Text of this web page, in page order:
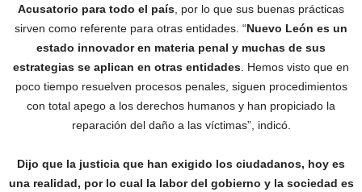
Acusatorio para todo el país , por lo que sus buenas prácticas
sirven como referente para otras entidades. “Nuevo León es un
estado innovador en materia penal y muchas de sus
estrategias se aplican en otras entidades . Hemos visto que en
poco tiempo resuelven procesos penales, siguen procedimientos
con total apego a los derechos humanos y han propiciado la
reparación del daño a las víctimas”, indicó.
Dijo que la justicia que han exigido los ciudadanos, hoy es
una realidad, por lo cual la labor del gobierno y la sociedad es